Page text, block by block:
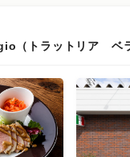
（トラットリア ベラ